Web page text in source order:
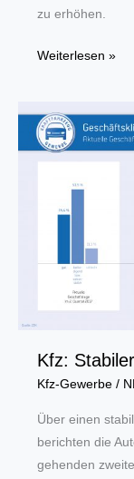
zu erhöhen.
Dortmunder
Studie
zum
Autofahren
Weiterlesen »
Kfz:
Kfz-Gewerbe/
Über einen
berichten die
gehenden